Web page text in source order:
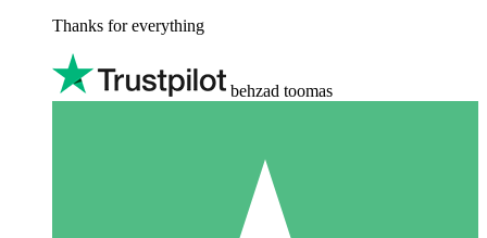
Thanks for everything
behzad toomas